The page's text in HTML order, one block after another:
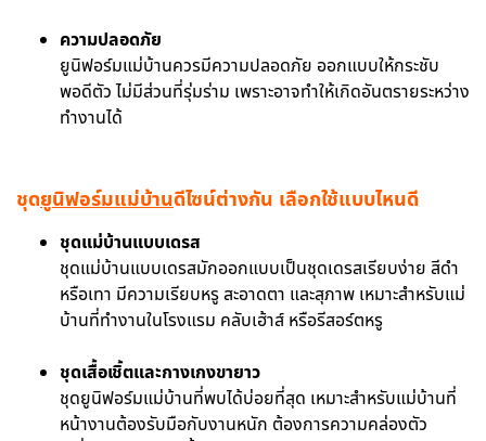
ความปลอดภัย
ยูนิฟอร์มแม่บ้านควรมีความปลอดภัย ออกแบบให้กระชับ
พอดีตัว ไม่มีส่วนที่รุ่มร่าม เพราะอาจทำให้เกิดอันตรายระหว่าง
ทำงานได้
ชุดยูนิฟอร์มแม่บ้านดีไซน์ต่างกัน เลือกใช้แบบไหนดี
ชุดแม่บ้านแบบเดรส
ชุดแม่บ้านแบบเดรสมักออกแบบเป็นชุดเดรสเรียบง่าย สีดำ
หรือเทา มีความเรียบหรู สะอาดตา และสุภาพ เหมาะสำหรับแม่
บ้านที่ทำงานในโรงแรม คลับเฮ้าส์ หรือรีสอร์ตหรู
ชุดเสื้อเชิ้ตและกางเกงขายาว
ชุดยูนิฟอร์มแม่บ้านที่พบได้บ่อยที่สุด เหมาะสำหรับแม่บ้านที่
หน้างานต้องรับมือกับงานหนัก ต้องการความคล่องตัว